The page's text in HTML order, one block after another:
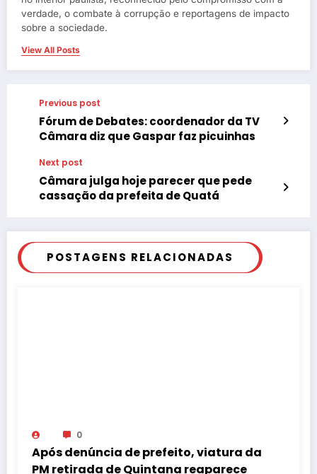
verdade, o combate à corrupção e reportagens de impacto
sobre a sociedade.
View All Posts
Previous post
Fórum de Debates: coordenador da TV
Câmara diz que Gaspar faz picuinhas
Next post
Câmara julga hoje parecer que pede
cassação da prefeita de Quatá
POSTAGENS RELACIONADAS
0
Após denúncia de prefeito, viatura da
PM retirada de Quintana reaparece